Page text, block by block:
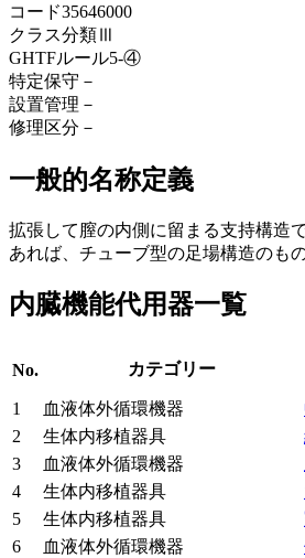
コード35646000
クラス分類Ⅲ
GHTFルール5-④
特定保守 －
設置管理 －
修理区分 －
一般的名称定義
拡張して膣の内側に留まる支持構造
あれば、チューブ型の足場構造のも
内臓機能代用器一覧
No. カテゴリー
1 血液体外循環機器
2
生体内移植器具
3
血液体外循環機器
4
生体内移植器具
5
生体内移植器具
6
血液体外循環機器